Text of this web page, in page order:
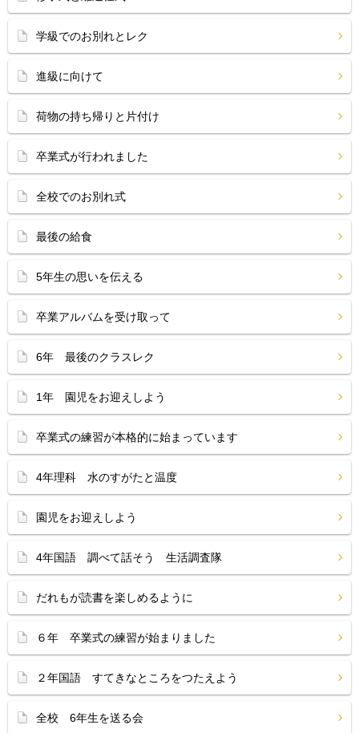
学級でのお別れとレク
進級に向けて
荷物の持ち帰りと片付け
卒業式が行われました
全校でのお別れ式
最後の給食
5年生の思いを伝える
卒業アルバムを受け取って
6年 最後のクラスレク
1年 園児をお迎えしよう
卒業式の練習が本格的に始まっています
4年理科 水のすがたと温度
園児をお迎えしよう
4年国語 調べて話そう 生活調査隊
だれもが読書を楽しめるように
６年 卒業式の練習が始まりました
２年国語 すてきなところをつたえよう
全校 6年生を送る会